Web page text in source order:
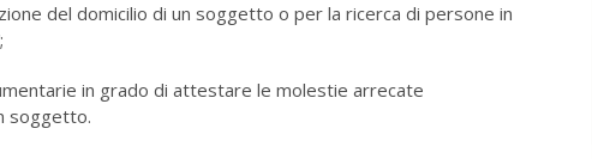
del domicilio di un soggetto o per la ricerca di persone in
in grado di attestare le molestie arrecate
soggetto.